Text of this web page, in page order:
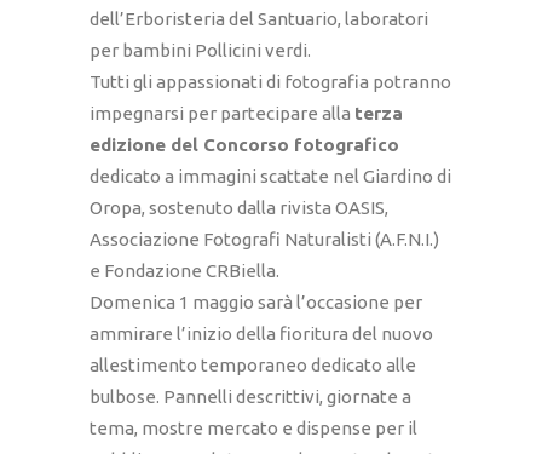
dell’Erboristeria del Santuario, laboratori
per bambini Pollicini verdi.
Tutti gli appassionati di fotografia potranno
impegnarsi per partecipare alla terza
edizione del Concorso fotografico
dedicato a immagini scattate nel Giardino di
Oropa, sostenuto dalla rivista OASIS,
Associazione Fotografi Naturalisti (A.F.N.I.)
e Fondazione CRBiella.
Domenica 1 maggio sarà l’occasione per
ammirare l’inizio della fioritura del nuovo
allestimento temporaneo dedicato alle
bulbose. Pannelli descrittivi, giornate a
tema, mostre mercato e dispense per il